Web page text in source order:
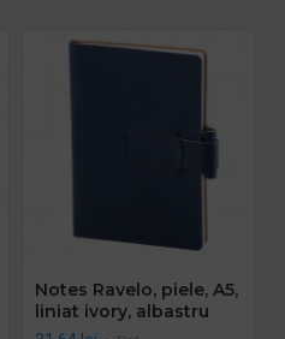
Notes Ravelo, piele, A5,
liniat ivory, albastru